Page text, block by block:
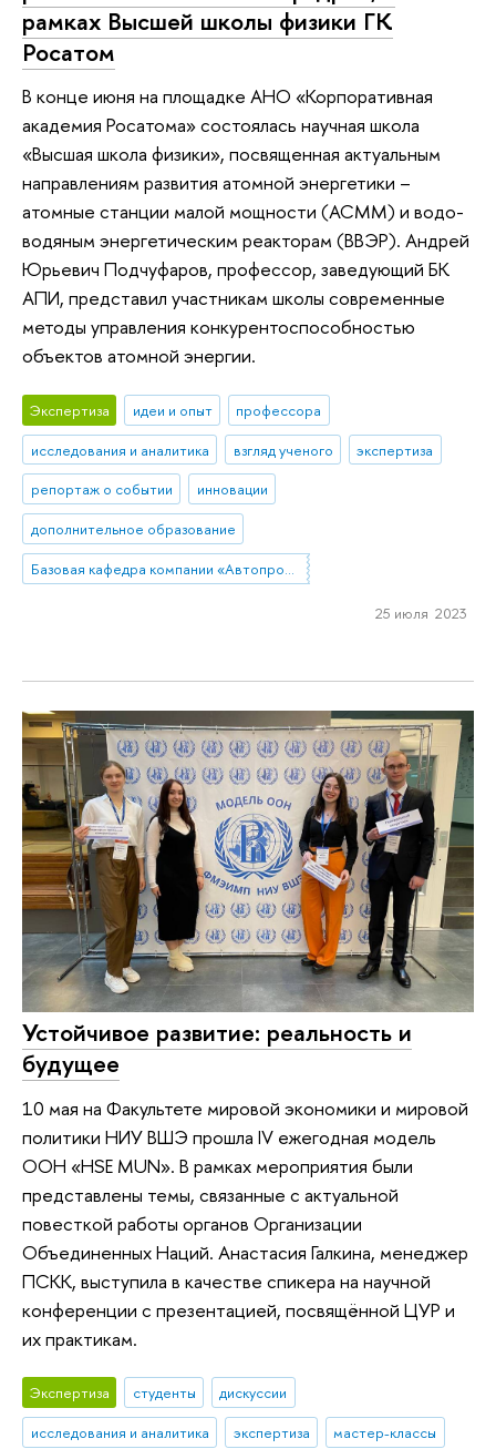
рамках Высшей школы физики ГК
Росатом
В конце июня на площадке АНО «Корпоративная
академия Росатома» состоялась научная школа
«Высшая школа физики», посвященная актуальным
направлениям развития атомной энергетики –
атомные станции малой мощности (АСММ) и водо-
водяным энергетическим реакторам (ВВЭР). Андрей
Юрьевич Подчуфаров, профессор, заведующий БК
АПИ, представил участникам школы современные
методы управления конкурентоспособностью
объектов атомной энергии.
Экспертиза идеи и опыт
профессора
исследования и аналитика
взгляд ученого
экспертиза
репортаж о событии
инновации
дополнительное образование
Базовая кафедра компании «Автопромимпорт»
25 июля 2023
Устойчивое развитие: реальность и
будущее
10 мая на Факультете мировой экономики и мировой
политики НИУ ВШЭ прошла IV ежегодная модель
ООН «HSE MUN». В рамках мероприятия были
представлены темы, связанные с актуальной
повесткой работы органов Организации
Объединенных Наций. Анастасия Галкина, менеджер
ПСКК, выступила в качестве спикера на научной
конференции с презентацией, посвящённой ЦУР и
их практикам.
Экспертиза студенты
дискуссии
исследования и аналитика
экспертиза
мастер-классы